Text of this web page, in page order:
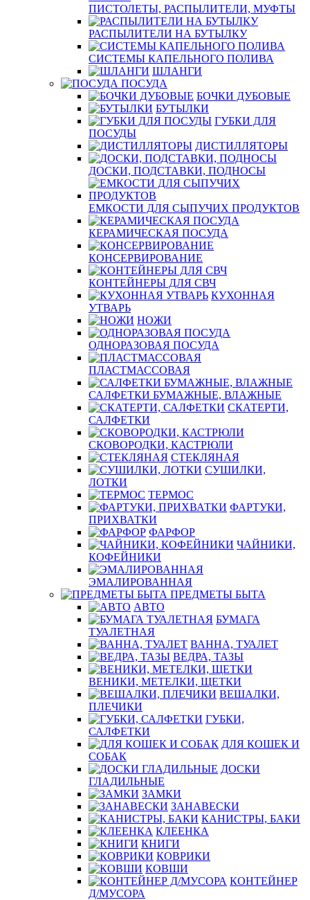
ПИСТОЛЕТЫ, РАСПЫЛИТЕЛИ, МУФТЫ
РАСПЫЛИТЕЛИ НА БУТЫЛКУ
СИСТЕМЫ КАПЕЛЬНОГО ПОЛИВА
ШЛАНГИ
ПОСУДА
БОЧКИ ДУБОВЫЕ
БУТЫЛКИ
ГУБКИ ДЛЯ
ПОСУДЫ
ДИСТИЛЛЯТОРЫ
ДОСКИ, ПОДСТАВКИ, ПОДНОСЫ
ЕМКОСТИ ДЛЯ СЫПУЧИХ ПРОДУКТОВ
КЕРАМИЧЕСКАЯ ПОСУДА
КОНСЕРВИРОВАНИЕ
КОНТЕЙНЕРЫ ДЛЯ СВЧ
КУХОННАЯ
УТВАРЬ
НОЖИ
ОДНОРАЗОВАЯ ПОСУДА
ПЛАСТМАССОВАЯ
САЛФЕТКИ БУМАЖНЫЕ, ВЛАЖНЫЕ
СКАТЕРТИ,
САЛФЕТКИ
СКОВОРОДКИ, КАСТРЮЛИ
СТЕКЛЯНАЯ
СУШИЛКИ,
ЛОТКИ
ТЕРМОС
ФАРТУКИ,
ПРИХВАТКИ
ФАРФОР
ЧАЙНИКИ,
КОФЕЙНИКИ
ЭМАЛИРОВАННАЯ
ПРЕДМЕТЫ БЫТА
АВТО
БУМАГА
ТУАЛЕТНАЯ
ВАННА, ТУАЛЕТ
ВЕДРА, ТАЗЫ
ВЕНИКИ, МЕТЕЛКИ, ЩЕТКИ
ВЕШАЛКИ,
ПЛЕЧИКИ
ГУБКИ,
САЛФЕТКИ
ДЛЯ КОШЕК И
СОБАК
ДОСКИ
ГЛАДИЛЬНЫЕ
ЗАМКИ
ЗАНАВЕСКИ
КАНИСТРЫ, БАКИ
КЛЕЕНКА
КНИГИ
КОВРИКИ
КОВШИ
КОНТЕЙНЕР
Д/МУСОРА